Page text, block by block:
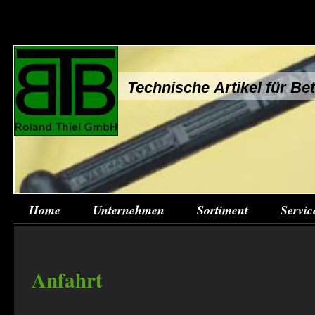
Technische Artikel für
Home Unternehmen Sortiment
Anfahrt